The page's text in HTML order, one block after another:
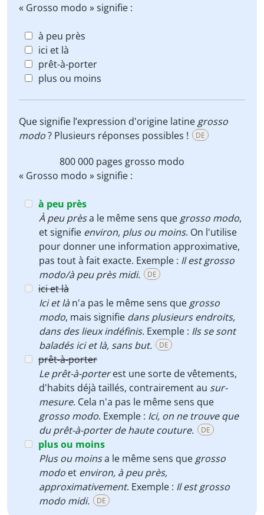
« Grosso modo » signifie :
à peu près
ici et là
prêt-à-porter
plus ou moins
Que signifie l’expression d'origine latine grosso
modo? Plusieurs réponses possibles ! DE
800 000 pages grosso modo
« Grosso modo » signifie :
à peu près
À peu prèsa le même sens que grosso modo,
et signifie environ, plus ou moins. On l'utilise
pour donner une information approximative,
pas tout à fait exacte. Exemple : Il est grosso
modo/à peu près midi.
DE
ici et là
Ici et làn'a pas le même sens que grosso
modo, mais signifie dans plusieurs endroits,
dans des lieux indéfinis. Exemple : Ils se sont
baladés ici et là, sans but.
DE
prêt-à-porter
Le prêt-à-porterest une sorte de vêtements,
d'habits déjà taillés, contrairement au sur-
mesure. Cela n'a pas le même sens que
grosso modo. Exemple : Ici, on ne trouve que
du prêt-à-porter de haute couture.
DE
plus ou moins
Plus ou moinsa le même sens que grosso
modo et environ, à peu près,
approximativement. Exemple : Il est grosso
modo midi.
DE